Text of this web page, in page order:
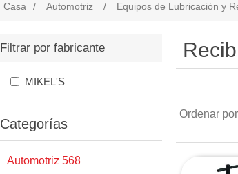
Casa / Automotriz / Equipos de Lubricación y
Filtrar por fabricante
MIKEL'S
Categorías
Automotriz 568
Ordenar por